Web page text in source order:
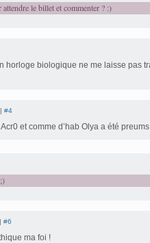
le billet et commenter ? :)
horloge biologique ne me laisse pas
#4
et comme d’hab Olya a été
#6
ma foi !